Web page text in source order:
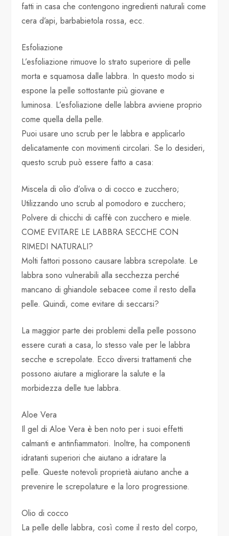
fatti in casa che contengono ingredienti naturali come
cera d’api, barbabietola rossa, ecc.
Esfoliazione
L’esfoliazione rimuove lo strato superiore di pelle
morta e squamosa dalle labbra. In questo modo si
espone la pelle sottostante più giovane e
luminosa. L’esfoliazione delle labbra avviene proprio
come quella della pelle.
Puoi usare uno scrub per le labbra e applicarlo
delicatamente con movimenti circolari. Se lo desideri,
questo scrub può essere fatto a casa:
Miscela di olio d’oliva o di cocco e zucchero;
Utilizzando uno scrub al pomodoro e zucchero;
Polvere di chicchi di caffè con zucchero e miele.
COME EVITARE LE LABBRA SECCHE CON
RIMEDI NATURALI?
Molti fattori possono causare labbra screpolate. Le
labbra sono vulnerabili alla secchezza perché
mancano di ghiandole sebacee come il resto della
pelle. Quindi, come evitare di seccarsi?
La maggior parte dei problemi della pelle possono
essere curati a casa, lo stesso vale per le labbra
secche e screpolate. Ecco diversi trattamenti che
possono aiutare a migliorare la salute e la
morbidezza delle tue labbra.
Aloe Vera
Il gel di Aloe Vera è ben noto per i suoi effetti
calmanti e antinfiammatori. Inoltre, ha componenti
idratanti superiori che aiutano a idratare la
pelle. Queste notevoli proprietà aiutano anche a
prevenire le screpolature e la loro progressione.
Olio di cocco
La pelle delle labbra, così come il resto del corpo,